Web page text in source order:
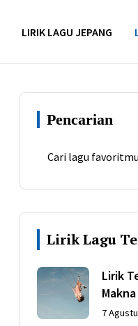
LIRIK LAGU JEPANG
Pencarian
Lirik Lagu
Lirik
dari
7